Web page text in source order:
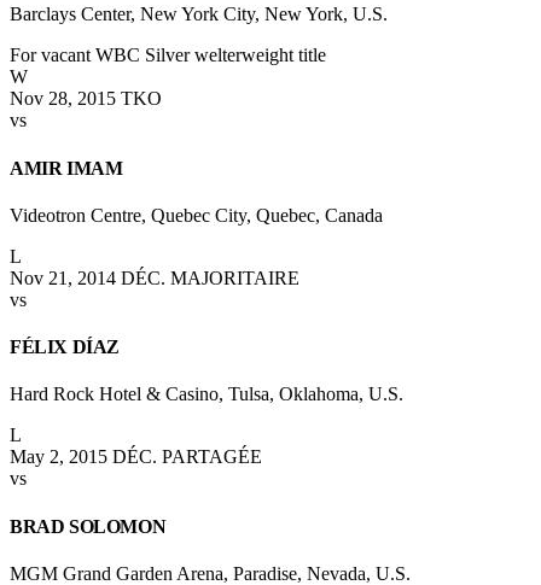
Barclays Center, New York City, New York, U.S.
For vacant WBC Silver welterweight title
W
Nov 28, 2015 TKO
vs
AMIR IMAM
Videotron Centre, Quebec City, Quebec, Canada
L
Nov 21, 2014 DÉC. MAJORITAIRE
vs
FÉLIX DÍAZ
Hard Rock Hotel & Casino, Tulsa, Oklahoma, U.S.
L
May 2, 2015 DÉC. PARTAGÉE
vs
BRAD SOLOMON
MGM Grand Garden Arena, Paradise, Nevada, U.S.